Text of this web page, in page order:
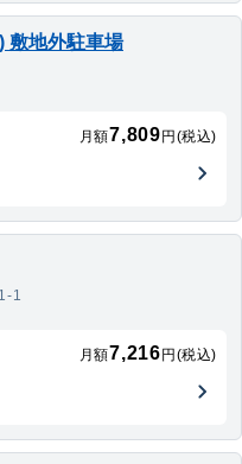
敷地外駐車場
月額7,809 円(税込)
1
月額7,216 円(税込)